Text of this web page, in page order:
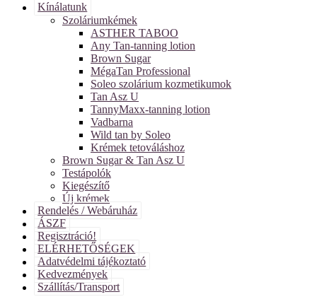
Kínálatunk
Szoláriumkémek
ASTHER TABOO
Any Tan-tanning lotion
Brown Sugar
MégaTan Professional
Soleo szolárium kozmetikumok
Tan Asz U
TannyMaxx-tanning lotion
Vadbarna
Wild tan by Soleo
Krémek tetováláshoz
Brown Sugar & Tan Asz U
Testápolók
Kiegészítő
Új krémek
Rendelés / Webáruház
ÁSZF
Regisztráció!
ELÉRHETŐSÉGEK
Adatvédelmi tájékoztató
Kedvezmények
Szállítás/Transport